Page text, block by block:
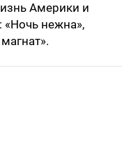
Америки и
«Ночь нежна»,